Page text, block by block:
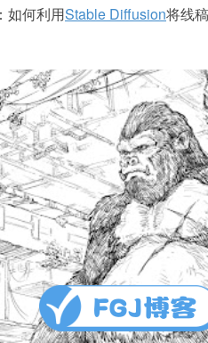
如何利用Stable Diffusion将线